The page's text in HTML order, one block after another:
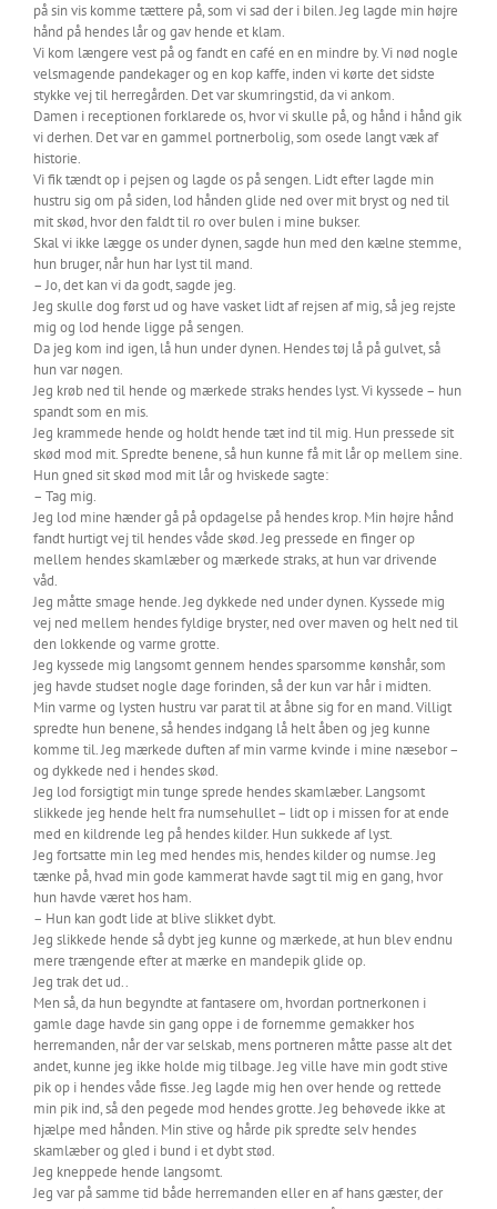
på sin vis komme tættere på, som vi sad der i bilen. Jeg lagde min højre
hånd på hendes lår og gav hende et klam.
Vi kom længere vest på og fandt en café en en mindre by. Vi nød nogle
velsmagende pandekager og en kop kaffe, inden vi kørte det sidste
stykke vej til herregården. Det var skumringstid, da vi ankom.
Damen i receptionen forklarede os, hvor vi skulle på, og hånd i hånd gik
vi derhen. Det var en gammel portnerbolig, som osede langt væk af
historie.
Vi fik tændt op i pejsen og lagde os på sengen. Lidt efter lagde min
hustru sig om på siden, lod hånden glide ned over mit bryst og ned til
mit skød, hvor den faldt til ro over bulen i mine bukser.
Skal vi ikke lægge os under dynen, sagde hun med den kælne stemme,
hun bruger, når hun har lyst til mand.
– Jo, det kan vi da godt, sagde jeg.
Jeg skulle dog først ud og have vasket lidt af rejsen af mig, så jeg rejste
mig og lod hende ligge på sengen.
Da jeg kom ind igen, lå hun under dynen. Hendes tøj lå på gulvet, så
hun var nøgen.
Jeg krøb ned til hende og mærkede straks hendes lyst. Vi kyssede – hun
spandt som en mis.
Jeg krammede hende og holdt hende tæt ind til mig. Hun pressede sit
skød mod mit. Spredte benene, så hun kunne få mit lår op mellem sine.
Hun gned sit skød mod mit lår og hviskede sagte:
– Tag mig.
Jeg lod mine hænder gå på opdagelse på hendes krop. Min højre hånd
fandt hurtigt vej til hendes våde skød. Jeg pressede en finger op
mellem hendes skamlæber og mærkede straks, at hun var drivende
våd.
Jeg måtte smage hende. Jeg dykkede ned under dynen. Kyssede mig
vej ned mellem hendes fyldige bryster, ned over maven og helt ned til
den lokkende og varme grotte.
Jeg kyssede mig langsomt gennem hendes sparsomme kønshår, som
jeg havde studset nogle dage forinden, så der kun var hår i midten.
Min varme og lysten hustru var parat til at åbne sig for en mand. Villigt
spredte hun benene, så hendes indgang lå helt åben og jeg kunne
komme til. Jeg mærkede duften af min varme kvinde i mine næsebor –
og dykkede ned i hendes skød.
Jeg lod forsigtigt min tunge sprede hendes skamlæber. Langsomt
slikkede jeg hende helt fra numsehullet – lidt op i missen for at ende
med en kildrende leg på hendes kilder. Hun sukkede af lyst.
Jeg fortsatte min leg med hendes mis, hendes kilder og numse. Jeg
tænke på, hvad min gode kammerat havde sagt til mig en gang, hvor
hun havde været hos ham.
– Hun kan godt lide at blive slikket dybt.
Jeg slikkede hende så dybt jeg kunne og mærkede, at hun blev endnu
mere trængende efter at mærke en mandepik glide op.
Jeg trak det ud..
Men så, da hun begyndte at fantasere om, hvordan portnerkonen i
gamle dage havde sin gang oppe i de fornemme gemakker hos
herremanden, når der var selskab, mens portneren måtte passe alt det
andet, kunne jeg ikke holde mig tilbage. Jeg ville have min godt stive
pik op i hendes våde fisse. Jeg lagde mig hen over hende og rettede
min pik ind, så den pegede mod hendes grotte. Jeg behøvede ikke at
hjælpe med hånden. Min stive og hårde pik spredte selv hendes
skamlæber og gled i bund i et dybt stød.
Jeg kneppede hende langsomt.
Jeg var på samme tid både herremanden eller en af hans gæster, der